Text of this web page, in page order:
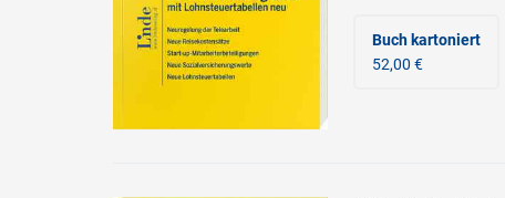
Buch kartoniert
52,00 €